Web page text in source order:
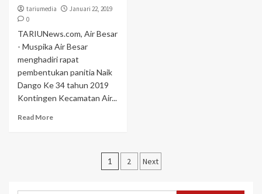
tariumedia
Januari 22, 2019
0
TARIUNews.com, Air Besar
- Muspika Air Besar
menghadiri rapat
pembentukan panitia Naik
Dango Ke 34 tahun 2019
Kontingen Kecamatan Air...
Read More
Navigasi
1 2 Next